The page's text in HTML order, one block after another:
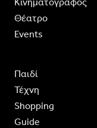
Θέατρο
Events
Παιδί
Τέχνη
Shopping
Guide